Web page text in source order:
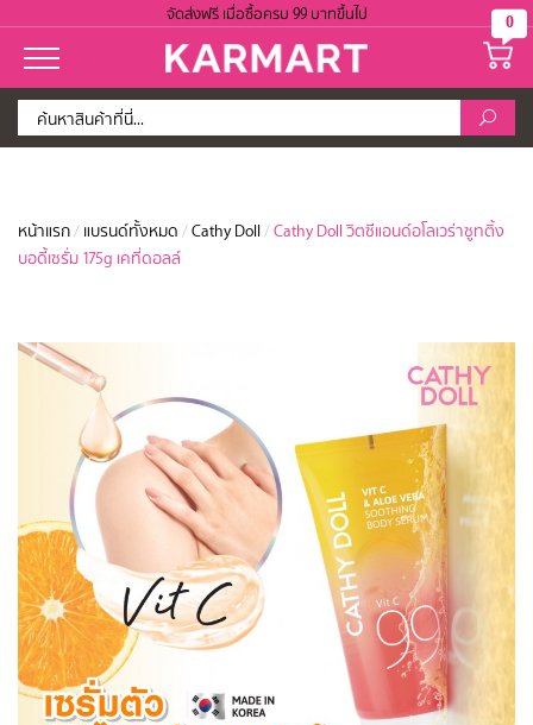
จัดส่งฟรี เมื่อซื้อครบ 99 บาทขึ้นไป 0
หน้าแรก / แบรนด์ทั้งหมด /Cathy Doll /Cathy Doll วิตซีแอนด์อโลเวร่าซูทติ้ง
บอดี้เซรั่ม 175g เคที่ดอลล์